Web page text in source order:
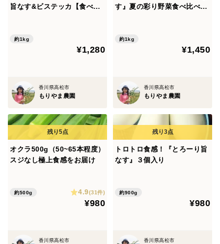
しますが、雨天が続いた場合、収穫の状況を見まして、
過剰な包装はせず、大切にお届けします。
🌱栽培・生産のこだわり
もりやま農園では、おいしい野菜のための土壌微生物を
活かした土づくりと、小さな農家ならではの丁寧な栽培
を行っております。また、旬や品質にこだわった香川県
※じゃがいも栽培は、「みどりの食料システム法」に基
旨なす&ビステッカ【食べ比
約1kg
¥1,280
香川県高松市
もりやま農園
す』夏の彩り野菜食べ比べセ
約1kg
¥1,450
香川県高松市
もりやま農園
オクラ500g（50~65本程度）
スジなし極上食感をお届け
約500g 4.9(31件)
¥980
香川県高松市
トロトロ食感！『とろーり旨
なす』３個入り
約900g
¥980
香川県高松市